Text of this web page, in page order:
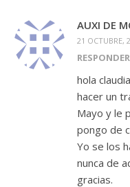
AUXI DE
21 OCTUBRE,
RESPONDER
hola
hacer un
Mayo y le
pongo de
Yo se los
nunca de
gracias.